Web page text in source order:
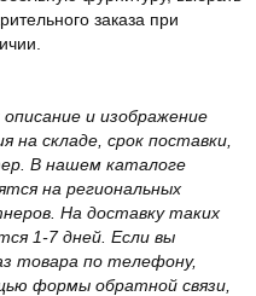
заказа при
и изображение
на складе, срок поставки,
В нашем каталоге
на региональных
На доставку таких
1-7 дней. Если вы
товара по телефону,
формы обратной связи,